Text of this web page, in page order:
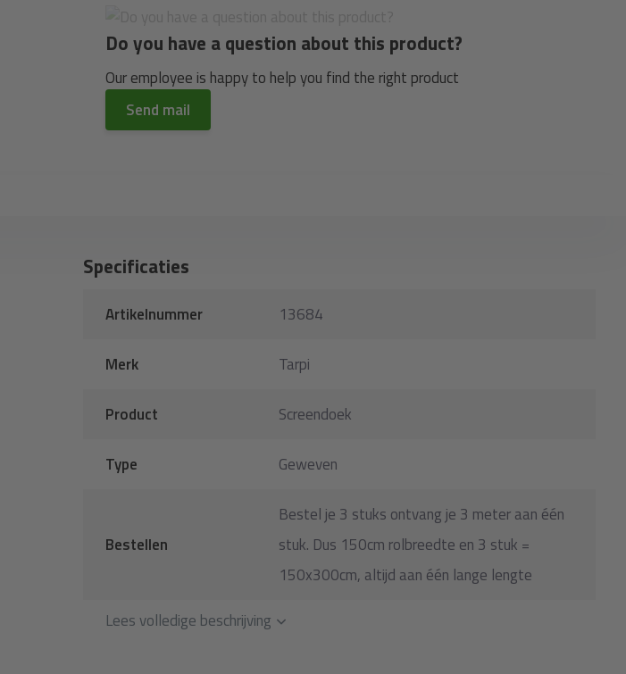
Do you have a question about this product?
Our employee is happy to help you find the right product
Send mail
Specificaties
Artikelnummer 13684
Merk Tarpi
Product Screendoek
Type Geweven
Bestellen
Bestel je 3 stuks ontvang je 3 meter aan één
stuk. Dus 150cm rolbreedte en 3 stuk =
150x300cm, altijd aan één lange lengte
Lees volledige beschrijving